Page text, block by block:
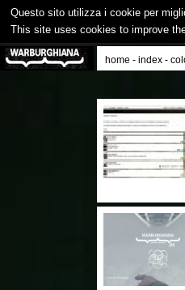
Questo sito utilizza i cookie per
This site uses cookies to improve
home - index -